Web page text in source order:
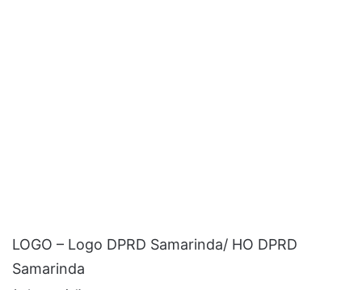
LOGO – Logo DPRD Samarinda/ HO DPRD
Samarinda